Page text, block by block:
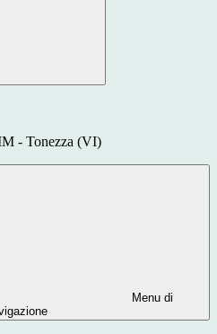
- Tonezza (VI)
Menu di